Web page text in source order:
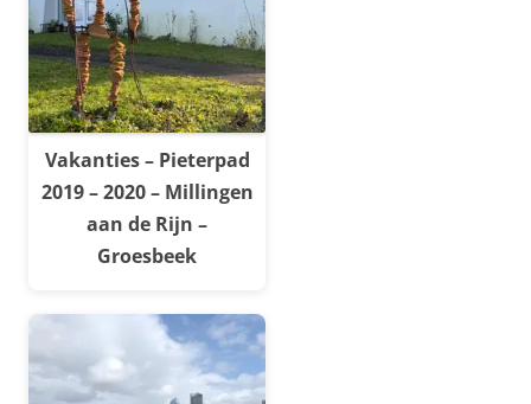
Vakanties – Pieterpad
2019 – 2020 – Millingen
aan de Rijn –
Groesbeek